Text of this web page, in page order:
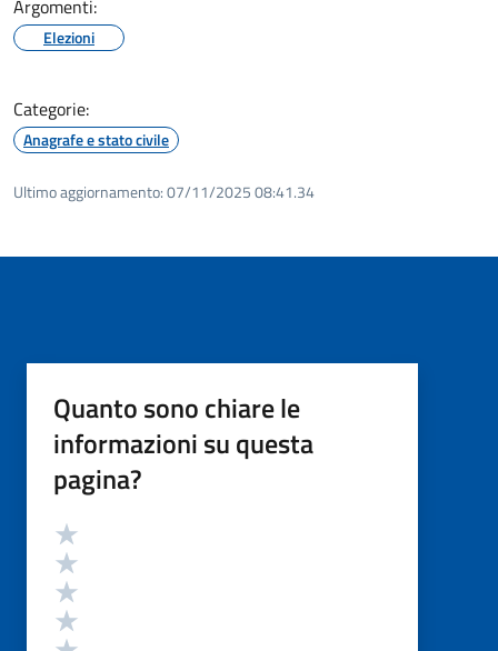
Argomenti:
Elezioni
Categorie:
Anagrafe e stato civile
Ultimo aggiornamento:07/11/2025 08:41.34
Quanto sono chiare le
informazioni su questa
pagina?
Valutazione